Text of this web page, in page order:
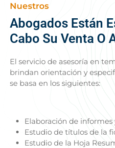
Nuestros
Abogados Están
Cabo Su Venta O
El servicio de asesoría en
brindan orientación y
se basa en los siguientes:
Elaboración de
Estudio de títulos de la
Estudio de la Hoja